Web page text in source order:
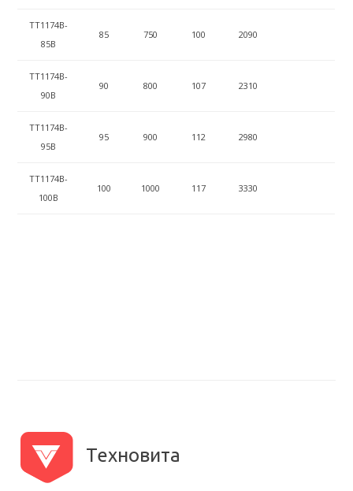
ТТ1174B-
85B
85 750 100 2090
ТТ1174B-
90B
90 800 107 2310
ТТ1174B-
95B
95 900 112 2980
ТТ1174B-
100B
100 1000 117 3330
Техновита